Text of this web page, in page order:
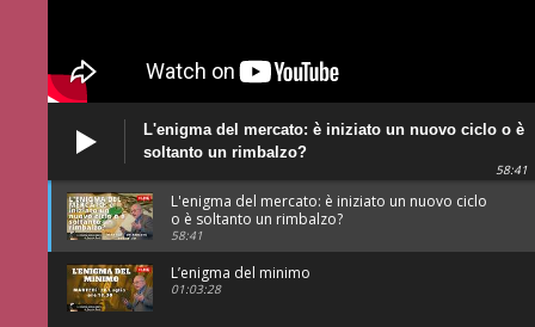
L'enigma del mercato: è iniziato un nuovo ciclo o è
soltanto un rimbalzo?
58:41
L'enigma del mercato: è iniziato un nuovo ciclo
o è soltanto un rimbalzo?
58:41
L’enigma del minimo
01:03:28